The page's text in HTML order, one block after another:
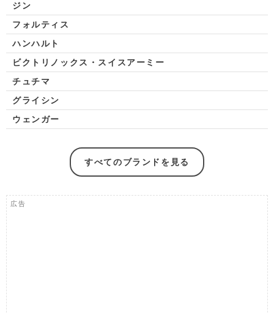
ジン
フォルティス
ハンハルト
ビクトリノックス・スイスアーミー
チュチマ
グライシン
ウェンガー
すべてのブランドを見る
広告